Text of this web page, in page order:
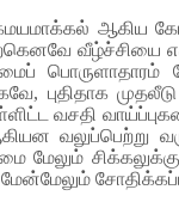
ஆகிய
வீழ்ச்சியை
பொருளாதாரம்
புதிதாக
வசதி
வலுப்பெற்று
மேலும்